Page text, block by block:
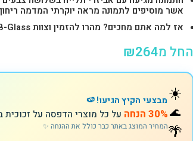
אשר מוסיפים לתמונה מראה יוקרתי המדמה ריחוף במרחק 3
אז למה אתם מחכים? מהרו להזמין וצוות B-Glass יעמוד לשירותכם.
החל מ ₪264
☀️
🌊
🌴
מבצעי הקיץ הגיעו! 🍉
30% הנחה על כל מוצרי הדפסה על זכוכית
המחיר המוצג באתר כבר כולל את ההנחה ✨